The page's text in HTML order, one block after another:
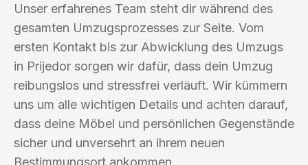
Unser erfahrenes Team steht dir während des
gesamten Umzugsprozesses zur Seite. Vom
ersten Kontakt bis zur Abwicklung des Umzugs
in Prijedor sorgen wir dafür, dass dein Umzug
reibungslos und stressfrei verläuft. Wir kümmern
uns um alle wichtigen Details und achten darauf,
dass deine Möbel und persönlichen Gegenstände
sicher und unversehrt an ihrem neuen
Bestimmungsort ankommen.